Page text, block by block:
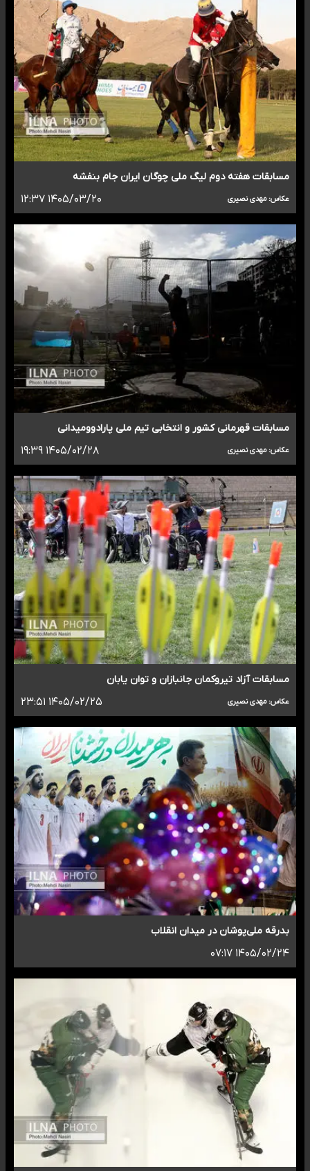
مسابقات هفته دوم لیگ ملی چوگان ایران جام بنفشه
عکاس: مهدی نصیری ۱۴۰۵/۰۳/۲۰ ۱۲:۳۷
مسابقات قهرمانی کشور و انتخابی تیم ملی پارادوومیدانی
عکاس: مهدی نصیری ۱۴۰۵/۰۲/۲۸ ۱۹:۳۹
مسابقات آزاد تیروکمان جانبازان و توان یابان
عکاس: مهدی نصیری ۱۴۰۵/۰۲/۲۵ ۲۳:۵۱
بدرقه ملی‌پوشان در میدان انقلاب
۱۴۰۵/۰۲/۲۴ ۰۷:۱۷